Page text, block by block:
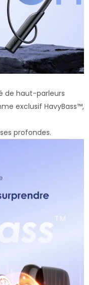
de haut-parleurs
exclusif HavyBass™,
profondes.